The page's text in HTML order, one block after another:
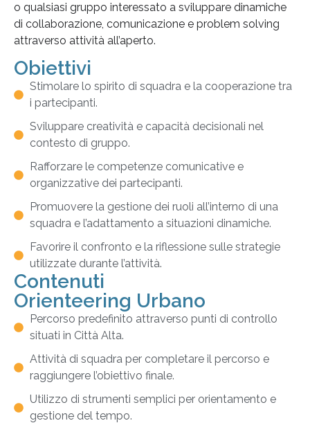
o qualsiasi gruppo interessato a sviluppare dinamiche
di collaborazione, comunicazione e problem solving
attraverso attività all’aperto.
Obiettivi
Stimolare lo spirito di squadra e la cooperazione tra
i partecipanti.
Sviluppare creatività e capacità decisionali nel
contesto di gruppo.
Rafforzare le competenze comunicative e
organizzative dei partecipanti.
Promuovere la gestione dei ruoli all’interno di una
squadra e l’adattamento a situazioni dinamiche.
Favorire il confronto e la riflessione sulle strategie
utilizzate durante l’attività.
Contenuti
Orienteering Urbano
Percorso predefinito attraverso punti di controllo
situati in Città Alta.
Attività di squadra per completare il percorso e
raggiungere l’obiettivo finale.
Utilizzo di strumenti semplici per orientamento e
gestione del tempo.